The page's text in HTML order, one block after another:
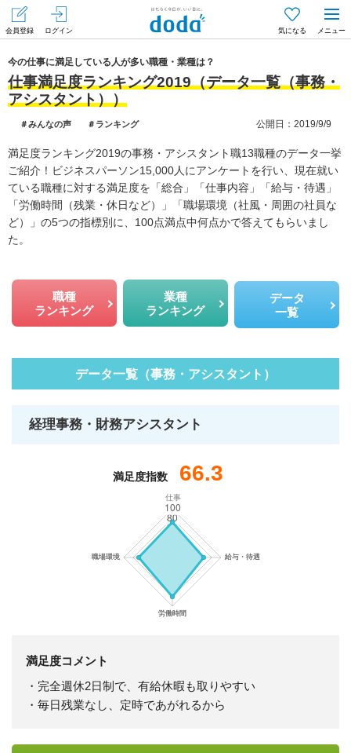
会員登録
ログイン
気になる
今の仕事に満足している人が多い職種・業種は？
仕事満足度ランキング2019（データ一覧（事務・
アシスタント））
＃みんなの声 ＃ランキング 公開日：2019/9/9
満足度ランキング2019の事務・アシスタント職13職種のデータ一挙
ご紹介！ビジネスパーソン15,000人にアンケートを行い、現在就い
ている職種に対する満足度を「総合」「仕事内容」「給与・待遇」
「労働時間（残業・休日など）」「職場環境（社風・周囲の社員な
ど）」の5つの指標別に、100点満点中何点かで答えてもらいまし
た。
職種
ランキング
業種
ランキング
データ
一覧
データ一覧（事務・アシスタント）
経理事務・財務アシスタント
満足度指数 66.3
仕事
満足度コメント
・完全週休2日制で、有給休暇も取りやすい
・毎日残業なし、定時であがれるから